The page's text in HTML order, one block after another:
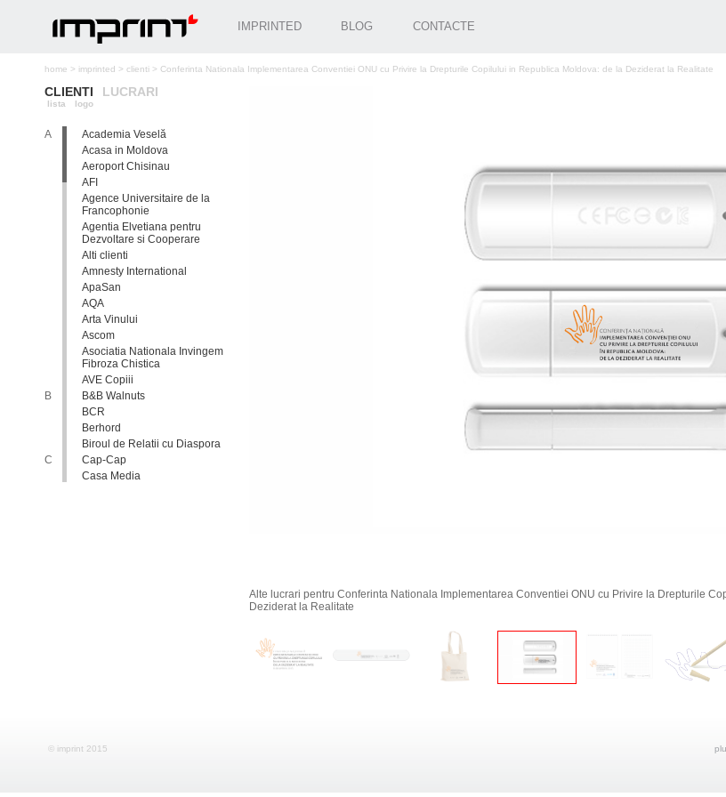
IMPRINTED BLOG CONTACTE
home > imprinted > clienti > Conferinta Nationala Implementarea Conventiei ONU cu Privire la Drepturile Copilului in Republica Moldova: de la Deziderat la Realitate
CLIENTI LUCRARI
lista logo
A
Academia Veselă
Acasa in Moldova
Aeroport Chisinau
AFI
Agence Universitaire de la
Francophonie
Agentia Elvetiana pentru
Dezvoltare si Cooperare
Alti clienti
Amnesty International
ApaSan
AQA
Arta Vinului
Ascom
Asociatia Nationala Invingem
Fibroza Chistica
AVE Copiii
B
B&B Walnuts
BCR
Berhord
Biroul de Relatii cu Diaspora
C
Cap-Cap
Casa Media
Consiliul National pentru
Alte lucrari pentru Conferinta Nationala Implementarea Conventiei ONU cu Privire la Drepturile
Deziderat la Realitate
© imprint 2015